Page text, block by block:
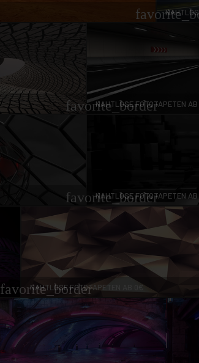
favorite_border
NAHTLOSE FOTOTAPETEN
favorite_border
NAHTLOSE FOTOTAPETEN
favorite_border
NAHTLOSE FOTOTAPETEN AB 0€